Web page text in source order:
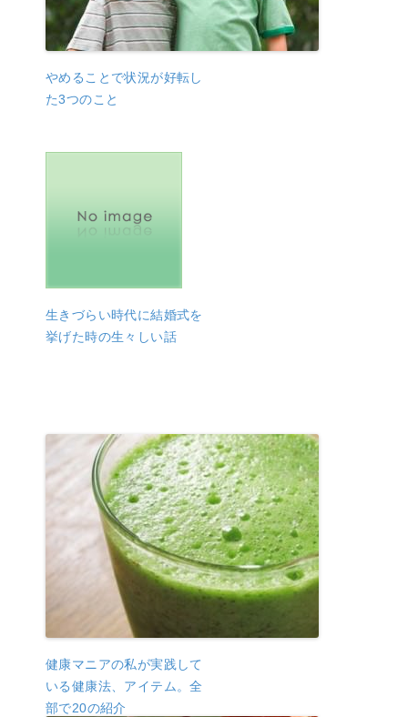
やめることで状況が好転し
た3つのこと
生きづらい時代に結婚式を
挙げた時の生々しい話
健康マニアの私が実践して
いる健康法、アイテム。全
部で20の紹介